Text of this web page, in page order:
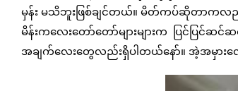
မှန်း မသိဘူးဖြစ်ချင်တယ်။ မိတ်ကပ်ဆိုတာကလည်
မိန်းကလေးတော်တော်များများက ပြင်ပြင်ဆ
အချက်လေးတွေလည်းရှိပါတယ်နော်။ အဲ့အမှား